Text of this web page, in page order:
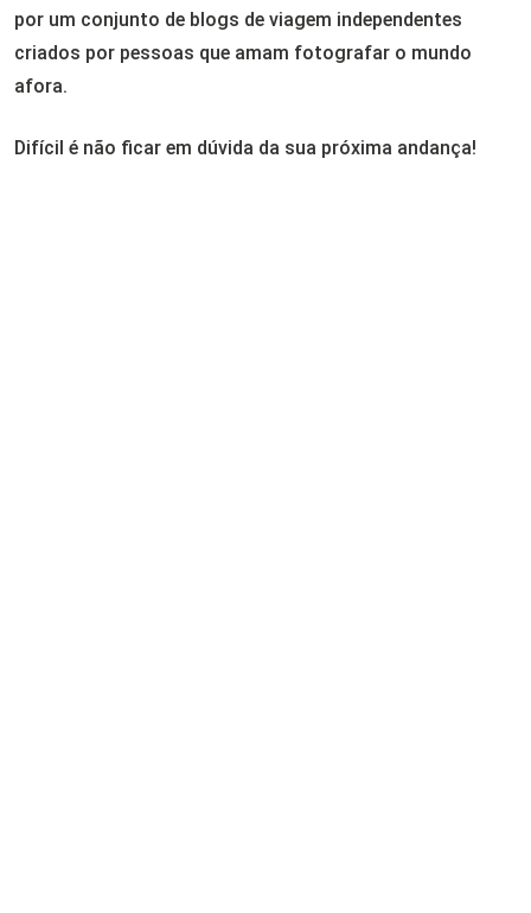
por um conjunto de blogs de viagem independentes
criados por pessoas que amam fotografar o mundo
afora.
Difícil é não ficar em dúvida da sua próxima andança!